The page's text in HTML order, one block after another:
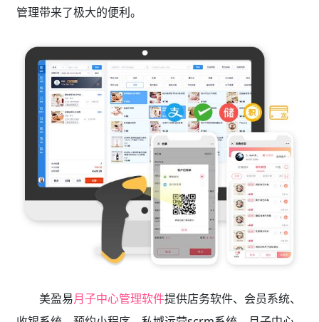
管理带来了极大的便利。
美盈易月子中心管理软件提供店务软件、会员系统、